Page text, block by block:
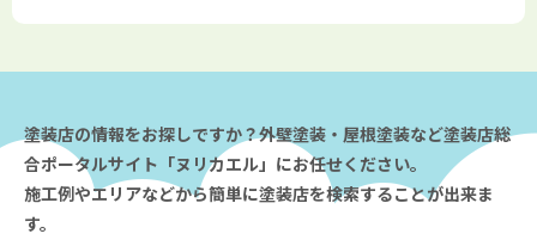
塗装店の情報をお探しですか？外壁塗装・屋根塗装など塗装店総
合ポータルサイト「ヌリカエル」にお任せください。
施工例やエリアなどから簡単に塗装店を検索することが出来ま
す。